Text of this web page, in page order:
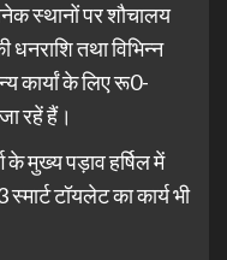
अनेक स्थानों पर शौचालय
तथा विभिन्न
कार्यां के लिए रू0-
रहें हैं।
के मुख्य पड़ाव हर्षिल में
टॉयलेट का कार्य भी